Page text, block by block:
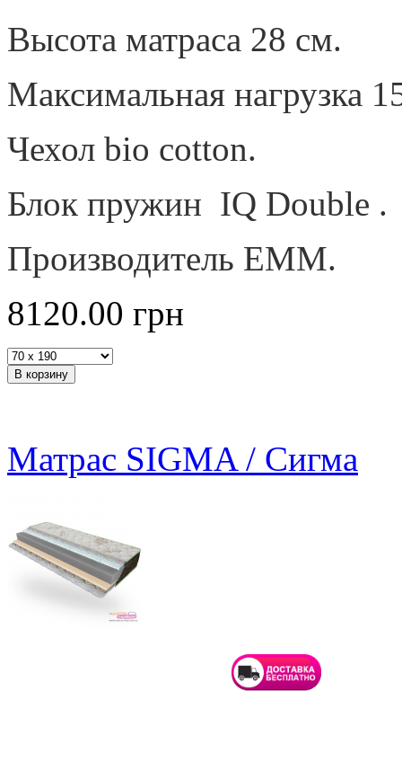
Высота матраса 28 см.
Максимальная нагрузка
Чехол bio cotton.
Блок пружин IQ Double .
Производитель ЕММ.
8120.00 грн
Матрас SIGMA / Сигма